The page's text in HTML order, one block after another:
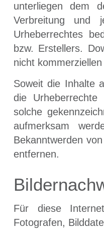
unterliegen dem
Verbreitung und
Urheberrechtes
bzw. Erstellers.
nicht
Soweit die Inhalte
die
solche
aufmerksam
Bekanntwerden
entfernen.
Für diese
Fotografen,